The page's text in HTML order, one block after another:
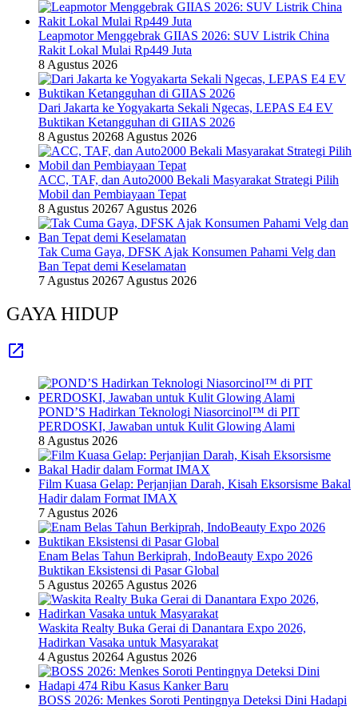
Leapmotor Menggebrak GIIAS 2026: SUV Listrik China
Rakit Lokal Mulai Rp449 Juta
8 Agustus 2026
Dari Jakarta ke Yogyakarta Sekali Ngecas, LEPAS E4 EV
Buktikan Ketangguhan di GIIAS 2026
8 Agustus 20268 Agustus 2026
ACC, TAF, dan Auto2000 Bekali Masyarakat Strategi Pilih
Mobil dan Pembiayaan Tepat
8 Agustus 20267 Agustus 2026
Tak Cuma Gaya, DFSK Ajak Konsumen Pahami Velg dan
Ban Tepat demi Keselamatan
7 Agustus 20267 Agustus 2026
GAYA HIDUP
POND’S Hadirkan Teknologi Niasorcinol™ di PIT
PERDOSKI, Jawaban untuk Kulit Glowing Alami
8 Agustus 2026
Film Kuasa Gelap: Perjanjian Darah, Kisah Eksorsisme Bakal
Hadir dalam Format IMAX
7 Agustus 2026
Enam Belas Tahun Berkiprah, IndoBeauty Expo 2026
Buktikan Eksistensi di Pasar Global
5 Agustus 20265 Agustus 2026
Waskita Realty Buka Gerai di Danantara Expo 2026,
Hadirkan Vasaka untuk Masyarakat
4 Agustus 20264 Agustus 2026
BOSS 2026: Menkes Soroti Pentingnya Deteksi Dini Hadapi